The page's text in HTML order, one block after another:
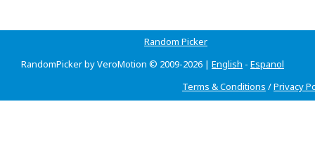
Random Picker
RandomPicker by VeroMotion © 2009-2026 | English - Espanol
Terms & Conditions /Privacy